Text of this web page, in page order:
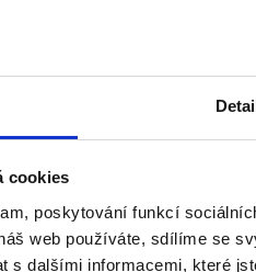
cookies
poskytování funkcí
web používáte, sdílíme se
s dalšími informacemi, které